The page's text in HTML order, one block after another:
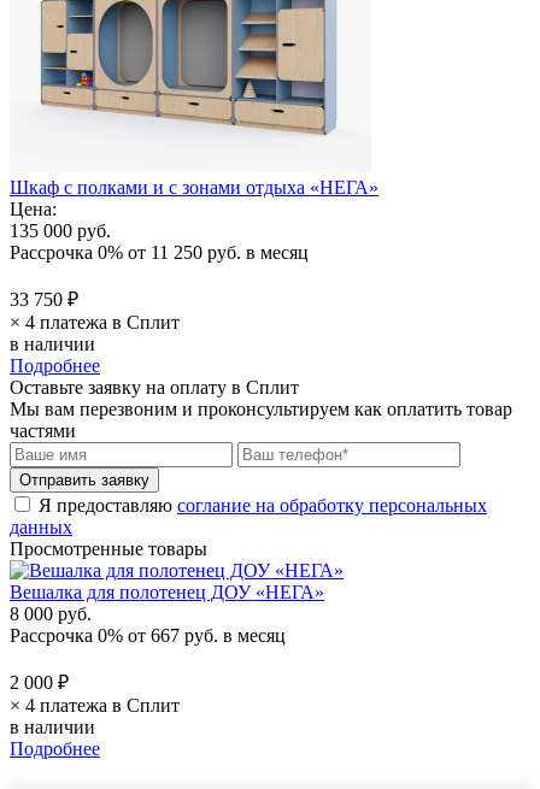
Шкаф с полками и с зонами отдыха «НЕГА»
Цена:
135 000 руб.
Рассрочка 0% от 11 250 руб. в месяц
33 750 ₽
× 4 платежа в Сплит
в наличии
Подробнее
Оставьте заявку на оплату в Сплит
Мы вам перезвоним и проконсультируем как оплатить товар
частями
Я предоставляю соглание на обработку персональных
данных
Просмотренные товары
Вешалка для полотенец ДОУ «НЕГА»
8 000 руб.
Рассрочка 0% от 667 руб. в месяц
2 000 ₽
× 4 платежа в Сплит
в наличии
Подробнее